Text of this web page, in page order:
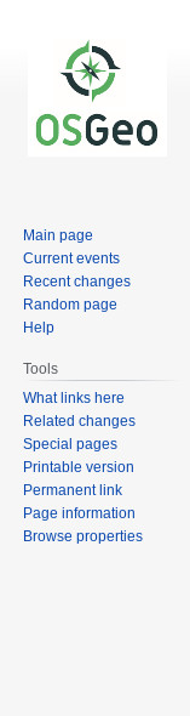
Main page
Current events
Recent changes
Random page
Help
Tools
What links here
Related changes
Special pages
Printable version
Permanent link
Page information
Browse properties